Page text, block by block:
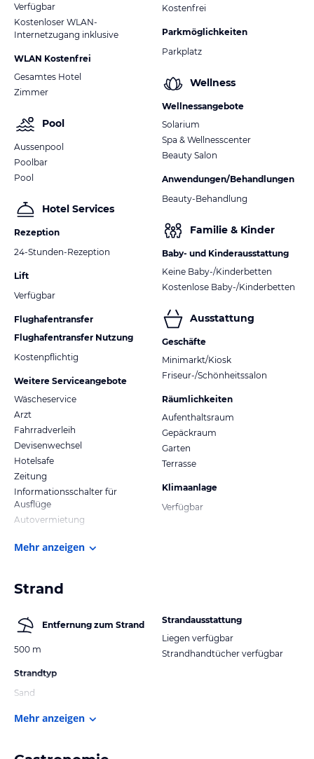
Verfügbar
Kostenloser WLAN-
Internetzugang inklusive
WLAN Kostenfrei
Gesamtes Hotel
Zimmer
Pool
Aussenpool
Poolbar
Pool
Hotel Services
Rezeption
24-Stunden-Rezeption
Lift
Verfügbar
Flughafentransfer
Flughafentransfer Nutzung
Kostenpflichtig
Weitere Serviceangebote
Wäscheservice
Arzt
Fahrradverleih
Devisenwechsel
Hotelsafe
Zeitung
Informationsschalter für
Ausflüge
Autovermietung
Kostenfrei
Parkmöglichkeiten
Parkplatz
Wellness
Wellnessangebote
Solarium
Spa & Wellnesscenter
Beauty Salon
Anwendungen/Behandlungen
Beauty-Behandlung
Familie & Kinder
Baby- und Kinderausstattung
Keine Baby-/Kinderbetten
Kostenlose Baby-/Kinderbetten
Ausstattung
Geschäfte
Minimarkt/Kiosk
Friseur-/Schönheitssalon
Räumlichkeiten
Aufenthaltsraum
Gepäckraum
Garten
Terrasse
Klimaanlage
Verfügbar
Mehr anzeigen
Strand
Entfernung zum Strand
500 m
Strandtyp
Sand
Strandausstattung
Liegen verfügbar
Strandhandtücher verfügbar
Mehr anzeigen